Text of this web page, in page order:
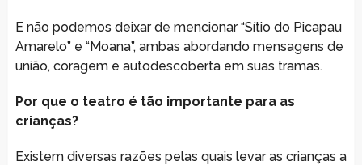
E não podemos deixar de mencionar “Sítio do Picapau
Amarelo” e “Moana”, ambas abordando mensagens de
união, coragem e autodescoberta em suas tramas.
Por que o teatro é tão importante para as
crianças?
Existem diversas razões pelas quais levar as crianças a